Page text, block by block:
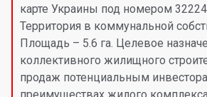
карте Украины под номером
Территория в коммунальной
Площадь – 5.6 га. Целевое
коллективного жилищного
продаж потенциальным